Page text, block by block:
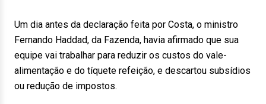
Um dia antes da declaração feita por Costa, o ministro
Fernando Haddad, da Fazenda, havia afirmado que sua
equipe vai trabalhar para reduzir os custos do vale-
alimentação e do tíquete refeição, e descartou subsídios
ou redução de impostos.